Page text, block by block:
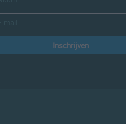
Inschrijven